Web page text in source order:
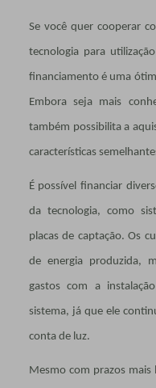
Se você quer cooperar
tecnologia para
financiamento é uma
Embora seja mais
também possibilita a
características
É possível financiar
da tecnologia, como
placas de captação. Os
de energia produzida,
gastos com a
sistema, já que ele
conta de luz.
Mesmo com prazos